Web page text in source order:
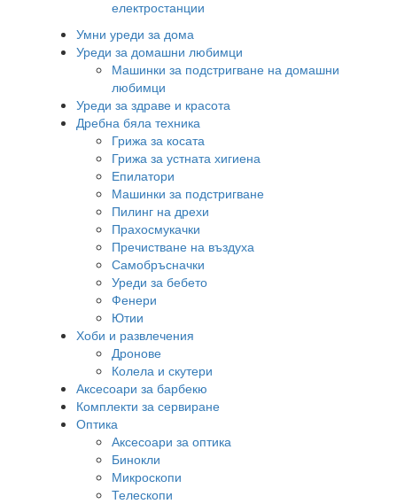
електростанции
Умни уреди за дома
Уреди за домашни любимци
Машинки за подстригване на домашни
любимци
Уреди за здраве и красота
Дребна бяла техника
Грижа за косата
Грижа за устната хигиена
Епилатори
Машинки за подстригване
Пилинг на дрехи
Прахосмукачки
Пречистване на въздуха
Самобръсначки
Уреди за бебето
Фенери
Ютии
Хоби и развлечения
Дронове
Колела и скутери
Аксесоари за барбекю
Комплекти за сервиране
Оптика
Аксесоари за оптика
Бинокли
Микроскопи
Телескопи